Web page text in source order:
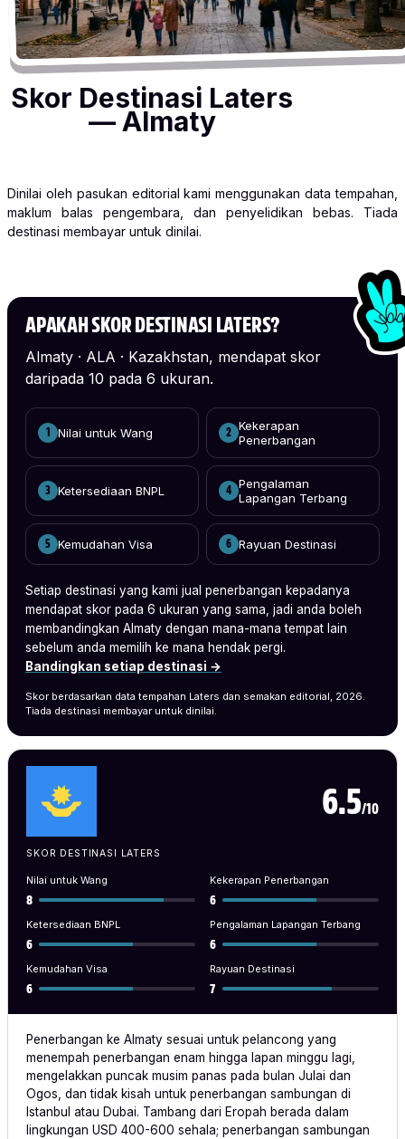
Skor Destinasi Laters
— Almaty
Dinilai oleh pasukan editorial kami menggunakan data tempahan,
maklum balas pengembara, dan penyelidikan bebas. Tiada
destinasi membayar untuk dinilai.
APAKAH SKOR DESTINASI LATERS?
Almaty · ALA · Kazakhstan, mendapat skor
daripada 10 pada 6 ukuran.
1 Nilai untuk Wang 2
Kekerapan
Penerbangan
3 Ketersediaan BNPL 4
Pengalaman
Lapangan Terbang
5 Kemudahan Visa 6 Rayuan Destinasi
Setiap destinasi yang kami jual penerbangan kepadanya
mendapat skor pada 6 ukuran yang sama, jadi anda boleh
membandingkan Almaty dengan mana-mana tempat lain
sebelum anda memilih ke mana hendak pergi.
Bandingkan setiap destinasi →
Skor berdasarkan data tempahan Laters dan semakan editorial, 2026.
Tiada destinasi membayar untuk dinilai.
6.5/10
SKOR DESTINASI LATERS
Nilai untuk Wang
8
Kekerapan Penerbangan
6
Ketersediaan BNPL
6
Pengalaman Lapangan Terbang
6
Kemudahan Visa
6
Rayuan Destinasi
7
Penerbangan ke Almaty sesuai untuk pelancong yang
menempah penerbangan enam hingga lapan minggu lagi,
mengelakkan puncak musim panas pada bulan Julai dan
Ogos, dan tidak kisah untuk penerbangan sambungan di
Istanbul atau Dubai. Tambang dari Eropah berada dalam
lingkungan USD 400-600 sehala; penerbangan sambungan